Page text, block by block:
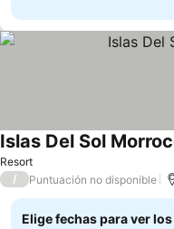
Resort
Islas Del Sol
/ Puntuación no disponible
Elige fechas para ver